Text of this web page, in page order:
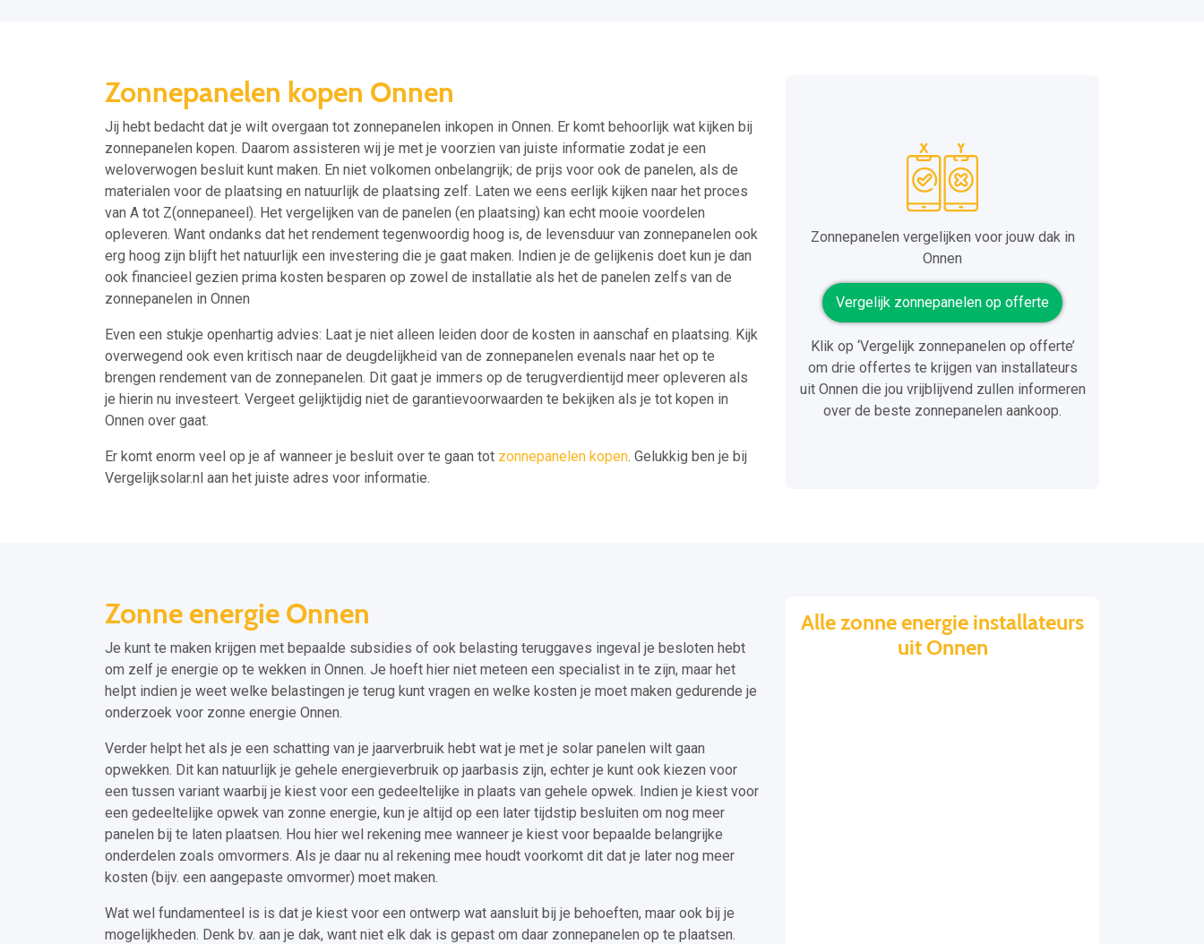
Zonnepanelen kopen Onnen
Jij hebt bedacht dat je wilt overgaan tot zonnepanelen inkopen in Onnen. Er komt behoorlijk wat kijken bij
zonnepanelen kopen. Daarom assisteren wij je met je voorzien van juiste informatie zodat je een
weloverwogen besluit kunt maken. En niet volkomen onbelangrijk; de prijs voor ook de panelen, als de
materialen voor de plaatsing en natuurlijk de plaatsing zelf. Laten we eens eerlijk kijken naar het proces
van A tot Z(onnepaneel). Het vergelijken van de panelen (en plaatsing) kan echt mooie voordelen
opleveren. Want ondanks dat het rendement tegenwoordig hoog is, de levensduur van zonnepanelen ook
erg hoog zijn blijft het natuurlijk een investering die je gaat maken. Indien je de gelijkenis doet kun je dan
ook financieel gezien prima kosten besparen op zowel de installatie als het de panelen zelfs van de
zonnepanelen in Onnen
Even een stukje openhartig advies: Laat je niet alleen leiden door de kosten in aanschaf en plaatsing. Kijk
overwegend ook even kritisch naar de deugdelijkheid van de zonnepanelen evenals naar het op te
brengen rendement van de zonnepanelen. Dit gaat je immers op de terugverdientijd meer opleveren als
je hierin nu investeert. Vergeet gelijktijdig niet de garantievoorwaarden te bekijken als je tot kopen in
Onnen over gaat.
Er komt enorm veel op je af wanneer je besluit over te gaan tot zonnepanelen kopen. Gelukkig ben je bij
Vergelijksolar.nl aan het juiste adres voor informatie.
Zonnepanelen vergelijken voor jouw dak in
Onnen
Vergelijk zonnepanelen op offerte
Klik op ‘Vergelijk zonnepanelen op offerte’
om drie offertes te krijgen van installateurs
uit Onnen die jou vrijblijvend zullen informeren
over de beste zonnepanelen aankoop.
Zonne energie Onnen
Je kunt te maken krijgen met bepaalde subsidies of ook belasting teruggaves ingeval je besloten hebt
om zelf je energie op te wekken in Onnen. Je hoeft hier niet meteen een specialist in te zijn, maar het
helpt indien je weet welke belastingen je terug kunt vragen en welke kosten je moet maken gedurende je
onderzoek voor zonne energie Onnen.
Verder helpt het als je een schatting van je jaarverbruik hebt wat je met je solar panelen wilt gaan
opwekken. Dit kan natuurlijk je gehele energieverbruik op jaarbasis zijn, echter je kunt ook kiezen voor
een tussen variant waarbij je kiest voor een gedeeltelijke in plaats van gehele opwek. Indien je kiest voor
een gedeeltelijke opwek van zonne energie, kun je altijd op een later tijdstip besluiten om nog meer
panelen bij te laten plaatsen. Hou hier wel rekening mee wanneer je kiest voor bepaalde belangrijke
onderdelen zoals omvormers. Als je daar nu al rekening mee houdt voorkomt dit dat je later nog meer
kosten (bijv. een aangepaste omvormer) moet maken.
Wat wel fundamenteel is is dat je kiest voor een ontwerp wat aansluit bij je behoeften, maar ook bij je
mogelijkheden. Denk bv. aan je dak, want niet elk dak is gepast om daar zonnepanelen op te plaatsen.
Alle zonne energie installateurs
uit Onnen